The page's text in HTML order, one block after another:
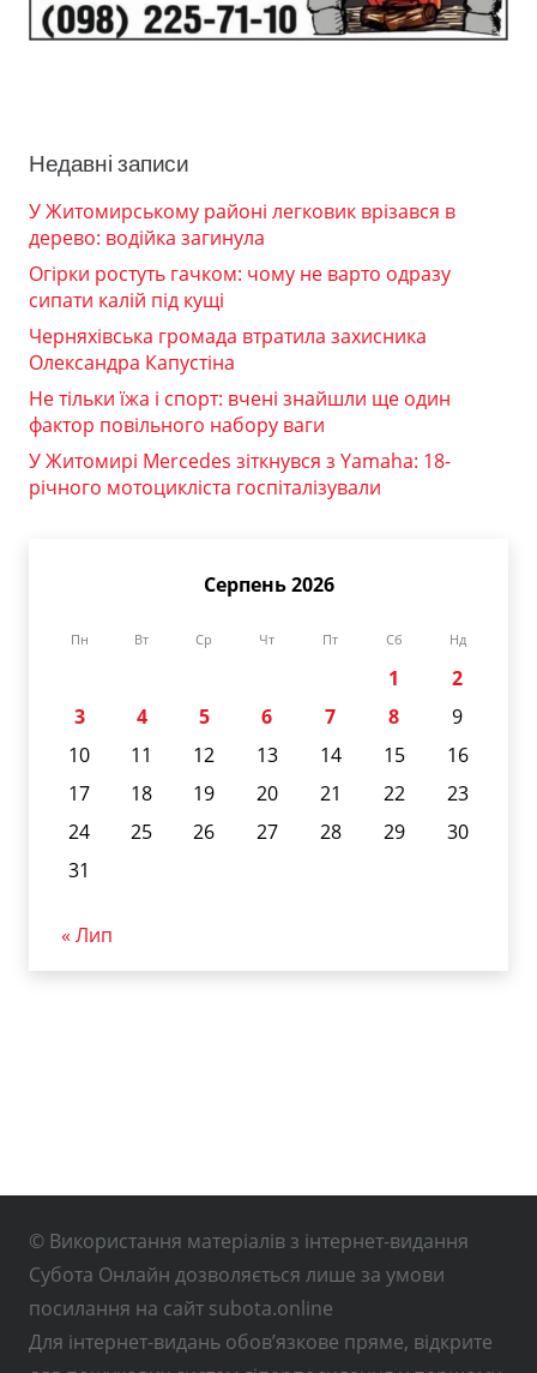
Недавні записи
У Житомирському районі легковик врізався в
дерево: водійка загинула
Огірки ростуть гачком: чому не варто одразу
сипати калій під кущі
Черняхівська громада втратила захисника
Олександра Капустіна
Не тільки їжа і спорт: вчені знайшли ще один
фактор повільного набору ваги
У Житомирі Mercedes зіткнувся з Yamaha: 18-
річного мотоцикліста госпіталізували
Серпень 2026
Пн Вт Ср Чт Пт Сб Нд
1
2
3
4 5 6 7 8
9
10
11 12 13 14 15
16
17
18 19 20 21 22
23
24
25 26 27 28 29
30
31
« Лип
© Використання матеріалів з інтернет-видання
Субота Онлайн дозволяється лише за умови
посилання на сайт subota.online
Для інтернет-видань обов’язкове пряме, відкрите